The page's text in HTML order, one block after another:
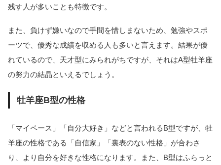
残す人が多いことも特徴です。
また、負けず嫌いなので手間を惜しまないため、勉強やスポ
ーツで、優秀な成績を収める人も多いと言えます。結果が優
れているので、天才型にみられがちですが、それはA型牡羊座
の努力の結晶といえるでしょう。
牡羊座B型の性格
「マイペース」「自分大好き」などと言われるB型ですが、牡
羊座の性格である「自信家」「裏表のない性格」が合わさ
り、より自分を好きな性格になります。また、B型はふらっと